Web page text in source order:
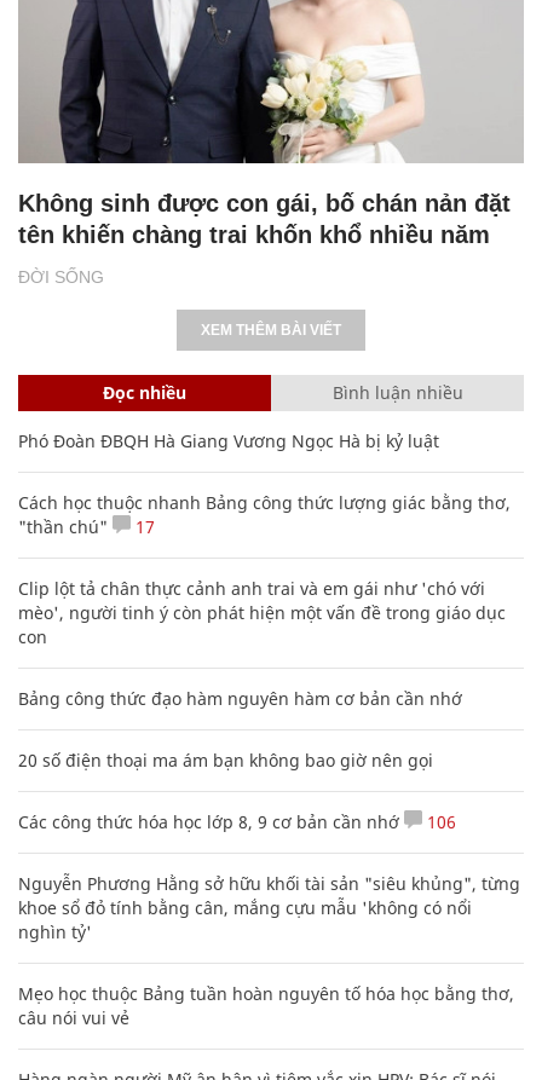
ĐỜI SỐNG
Không sinh được con gái, bố chán nản đặt
tên khiến chàng trai khốn khổ nhiều năm
XEM THÊM BÀI VIẾT
Đọc nhiều Bình luận nhiều
Phó Đoàn ĐBQH Hà Giang Vương Ngọc Hà bị kỷ luật
Cách học thuộc nhanh Bảng công thức lượng giác bằng thơ,
"thần chú"
17
Clip lột tả chân thực cảnh anh trai và em gái như 'chó với
mèo', người tinh ý còn phát hiện một vấn đề trong giáo dục
con
Bảng công thức đạo hàm nguyên hàm cơ bản cần nhớ
20 số điện thoại ma ám bạn không bao giờ nên gọi
Các công thức hóa học lớp 8, 9 cơ bản cần nhớ 106
Nguyễn Phương Hằng sở hữu khối tài sản "siêu khủng", từng
khoe sổ đỏ tính bằng cân, mắng cựu mẫu 'không có nổi
nghìn tỷ'
Mẹo học thuộc Bảng tuần hoàn nguyên tố hóa học bằng thơ,
câu nói vui vẻ